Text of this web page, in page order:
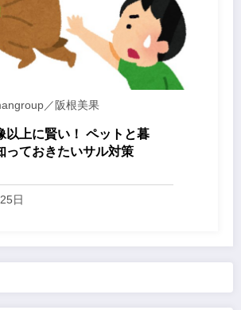
／阪根美果
以上に賢い！ ペットと暮
っておきたいサル対策
日